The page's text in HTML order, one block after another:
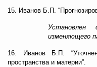
15. Иванов Б.П.
Установлен
изменяющего
16. Иванов Б.П.
пространства и материи”.